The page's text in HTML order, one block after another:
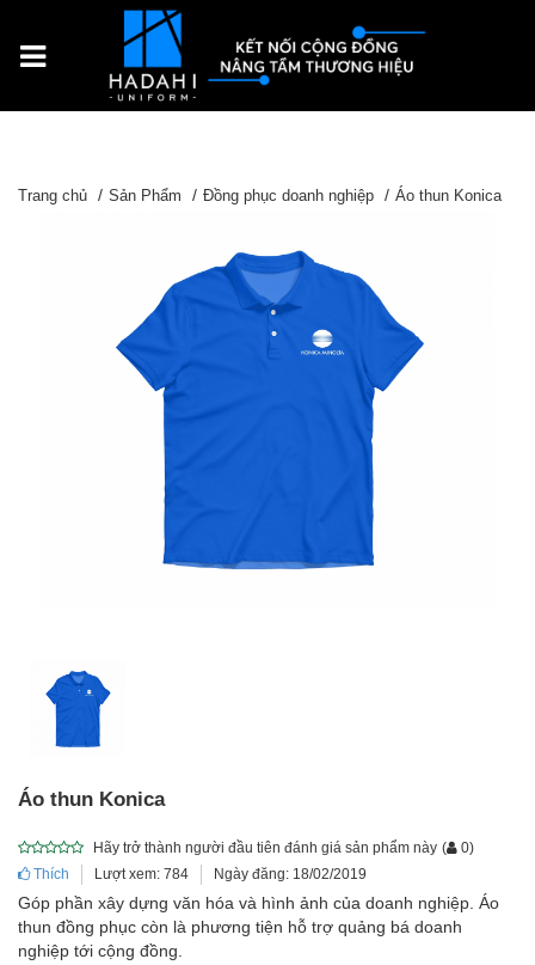
Trang chủ Sản Phẩm Đồng phục doanh nghiệp Áo thun Konica
Áo thun Konica
Hãy trở thành người đầu tiên đánh giá sản phẩm này ( 0)
Thích
Lượt xem: 784 Ngày đăng: 18/02/2019
Góp phần xây dựng văn hóa và hình ảnh của doanh nghiệp. Áo
thun đồng phục còn là phương tiện hỗ trợ quảng bá doanh
nghiệp tới cộng đồng.